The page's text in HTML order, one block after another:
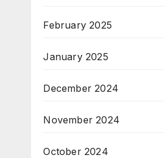
February 2025
January 2025
December 2024
November 2024
October 2024